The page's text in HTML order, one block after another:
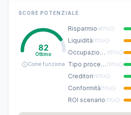
SCORE POTENZIALE
82
Ottimo
Come funziona
Risparmio(40%)
Liquidità(15%)
Occupazione (15%)
Tipo procedura (10%)
Creditori(10%)
Conformità(5%)
ROI scenario(5%)